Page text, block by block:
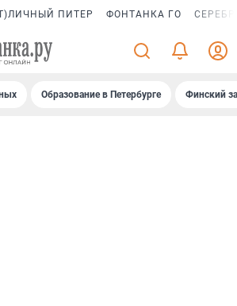
ПИТЕР ФОНТАНКА ГО
Образование в Петербурге Финский